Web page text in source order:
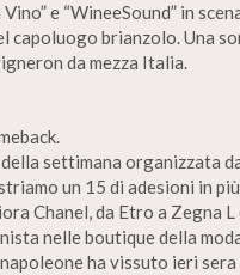
e “WineeSound” in
capoluogo brianzolo. Una
da mezza Italia.
settimana
un 15 di adesioni in
Chanel, da Etro a Zegna
nelle boutique della
ha vissuto ieri